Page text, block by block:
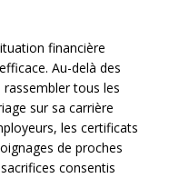
financière
Au-delà des
tous les
sur sa carrière
les certificats
de proches
consentis